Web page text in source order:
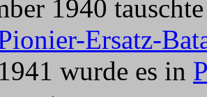
1940
Ersatz-
wurde es in